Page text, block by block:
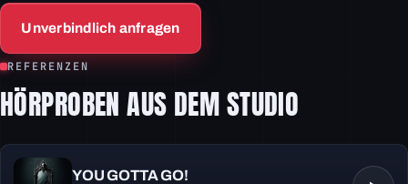
Unverbindlich anfragen
REFERENZEN
HÖRPROBEN AUS DEM STUDIO
YOU GOTTA GO!